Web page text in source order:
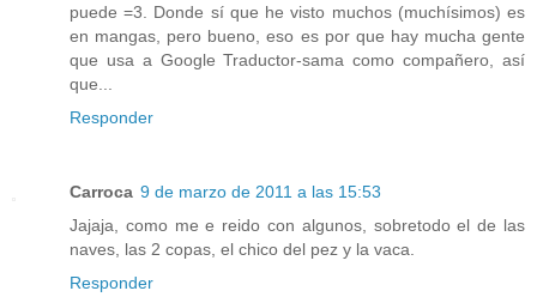
puede =3. Donde sí que he visto muchos (muchísimos) es
en mangas, pero bueno, eso es por que hay mucha gente
que usa a Google Traductor-sama como compañero, así
que...
Responder
Carroca 9 de marzo de 2011 a las 15:53
Jajaja, como me e reido con algunos, sobretodo el de las
naves, las 2 copas, el chico del pez y la vaca.
Responder